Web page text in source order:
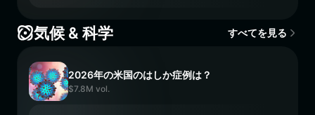
気候 & 科学 すべてを見る
2026年の米国のはしか症例は？
$7.8M vol.